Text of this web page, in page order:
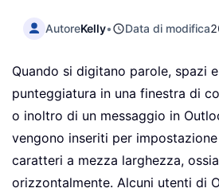
AutoreKelly• Data di modifica
Quando si digitano parole, spazi
punteggiatura in una finestra di
o inoltro di un messaggio in
vengono inseriti per
caratteri a mezza larghezza,
orizzontalmente. Alcuni utenti di